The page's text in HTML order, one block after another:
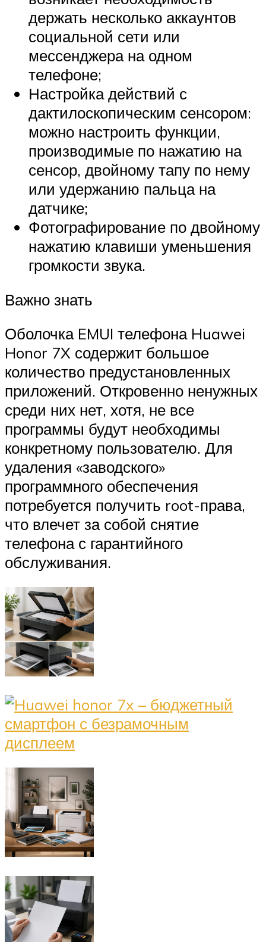
держать несколько аккаунтов
социальной сети или
мессенджера на одном
телефоне;
Настройка действий с
дактилоскопическим сенсором:
можно настроить функции,
производимые по нажатию на
сенсор, двойному тапу по нему
или удержанию пальца на
датчике;
Фотографирование по двойному
нажатию клавиши уменьшения
громкости звука.
Важно знать
Оболочка EMUI телефона Huawei
Honor 7X содержит большое
количество предустановленных
приложений. Откровенно ненужных
среди них нет, хотя, не все
программы будут необходимы
конкретному пользователю. Для
удаления «заводского»
программного обеспечения
потребуется получить root-права,
что влечет за собой снятие
телефона с гарантийного
обслуживания.